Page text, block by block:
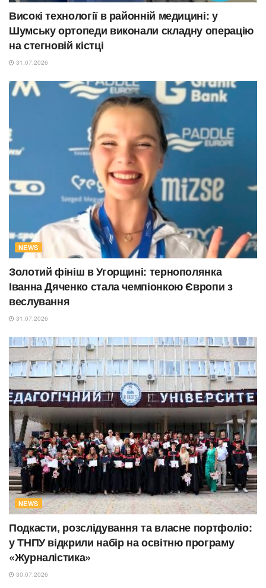
Високі технології в районній медицині: у
Шумську ортопеди виконали складну операцію
на стегновій кістці
31.07.2026
NEWS
Золотий фініш в Угорщині: тернополянка
Іванна Дяченко стала чемпіонкою Європи з
веслування
31.07.2026
NEWS
Подкасти, розслідування та власне портфоліо:
у ТНПУ відкрили набір на освітню програму
«Журналістика»
30.07.2026